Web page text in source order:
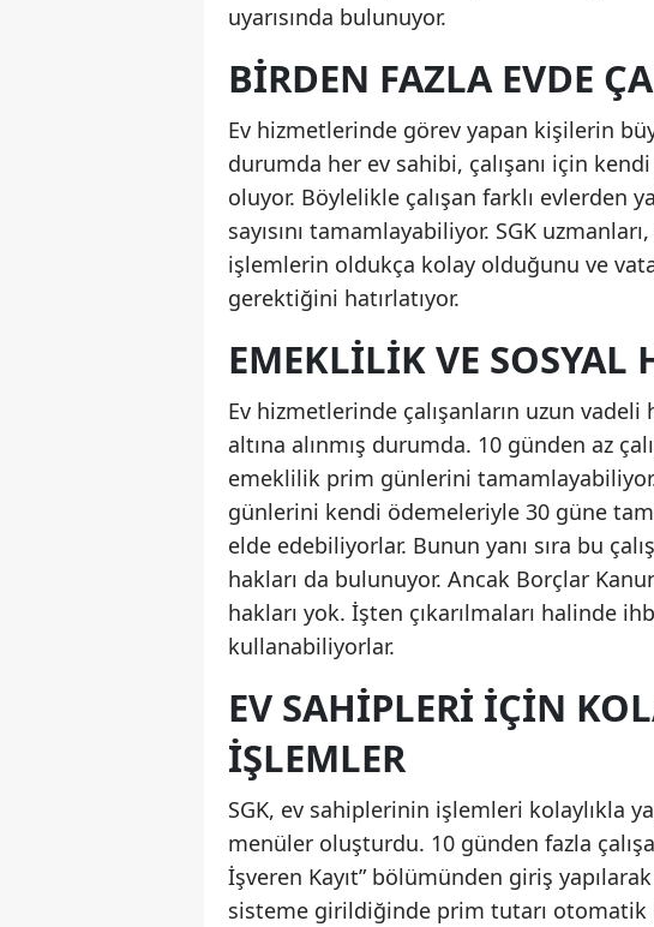
uyarısında bulunuyor.
BIRDEN FAZLA EVDE
Ev hizmetlerinde görev yapan kişilerin
durumda her ev sahibi, çalışanı için
oluyor. Böylelikle çalışan farklı evlerden
sayısını tamamlayabiliyor. SGK
işlemlerin oldukça kolay olduğunu ve
gerektiğini hatırlatıyor.
EMEKLILIK VE SOSYAL
Ev hizmetlerinde çalışanların uzun
altına alınmış durumda. 10 günden az
emeklilik prim günlerini
günlerini kendi ödemeleriyle 30 güne
elde edebiliyorlar. Bunun yanı sıra bu
hakları da bulunuyor. Ancak Borçlar
hakları yok. İşten çıkarılmaları halinde
kullanabiliyorlar.
EV SAHIPLERI İÇIN
İŞLEMLER
SGK, ev sahiplerinin işlemleri kolaylıkla
menüler oluşturdu. 10 günden fazla
İşveren Kayıt” bölümünden giriş
sisteme girildiğinde prim tutarı otomatik